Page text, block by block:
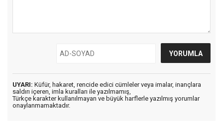
UYARI: Küfür, hakaret, rencide edici cümleler veya imalar, inançlara
saldırı içeren, imla kuralları ile yazılmamış,
Türkçe karakter kullanılmayan ve büyük harflerle yazılmış yorumlar
onaylanmamaktadır.